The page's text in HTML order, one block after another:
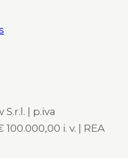
| p.iva
i. v. | REA